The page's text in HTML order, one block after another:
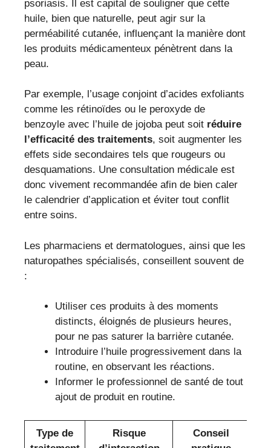
psoriasis. Il est capital de souligner que cette
huile, bien que naturelle, peut agir sur la
perméabilité cutanée, influençant la manière dont
les produits médicamenteux pénètrent dans la
peau.
Par exemple, l’usage conjoint d’acides exfoliants
comme les rétinoïdes ou le peroxyde de
benzoyle avec l’huile de jojoba peut soit réduire
l’efficacité des traitements, soit augmenter les
effets side secondaires tels que rougeurs ou
desquamations. Une consultation médicale est
donc vivement recommandée afin de bien caler
le calendrier d’application et éviter tout conflit
entre soins.
Les pharmaciens et dermatologues, ainsi que les
naturopathes spécialisés, conseillent souvent de
:
Utiliser ces produits à des moments
distincts, éloignés de plusieurs heures,
pour ne pas saturer la barrière cutanée.
Introduire l’huile progressivement dans la
routine, en observant les réactions.
Informer le professionnel de santé de tout
ajout de produit en routine.
Type de
Risque
Conseil